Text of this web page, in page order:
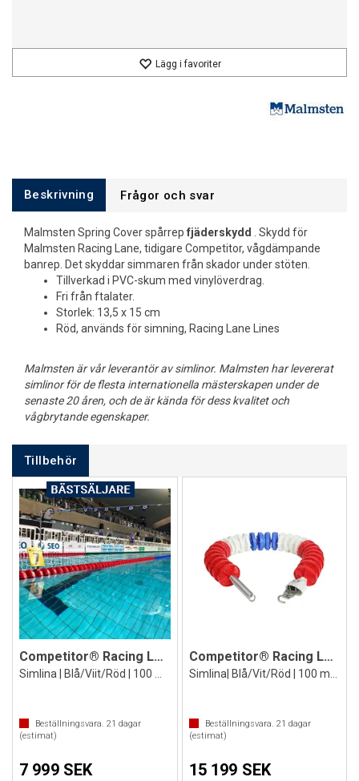
Lägg i favoriter
Beskrivning Frågor och svar
Malmsten Spring Cover spårrep fjäderskydd
. Skydd för
Malmsten Racing Lane, tidigare Competitor, vågdämpande
banrep. Det skyddar simmaren från skador under stöten.
Tillverkad i PVC-skum med vinylöverdrag.
Fri från ftalater.
Storlek: 13,5 x 15 cm
Röd, används för simning, Racing Lane Lines
Malmsten är vår leverantör av simlinor. Malmsten har levererat
simlinor för de flesta internationella mästerskapen under de
senaste 20 åren, och de är kända för dess kvalitet och
vågbrytande egenskaper.
Tillbehör
Competitor® Racing Lane Line 25 m
Beställningsvara. 21 dagar
(estimat)
7 999 SEK
Competitor® Racing Lane Line 50 m
Beställningsvara. 21 dagar
(estimat)
15 199 SEK